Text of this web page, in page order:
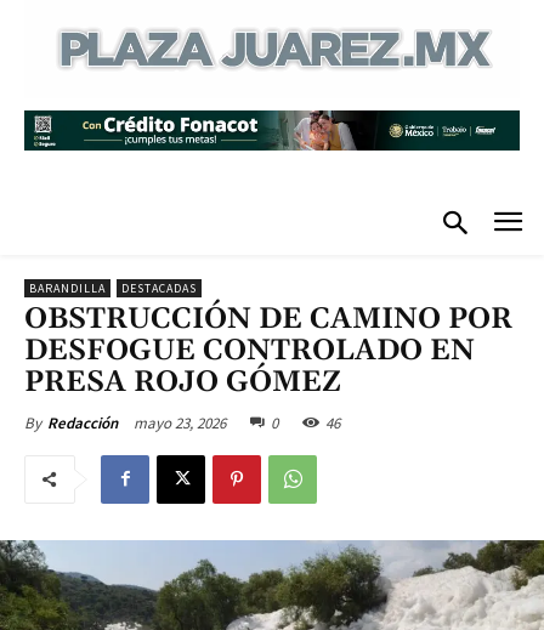
BARANDILLA DESTACADAS
OBSTRUCCIÓN DE CAMINO POR
DESFOGUE CONTROLADO EN
PRESA ROJO GÓMEZ
By Redacción mayo 23, 2026 0 46